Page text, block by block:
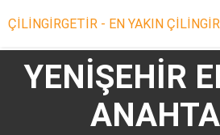
ÇİLİNGİRGETİR - EN YAKIN ÇİLİNGİR
Çilingir Ara
Çilingir misin? Bize Katıl!
YENİŞEHİR